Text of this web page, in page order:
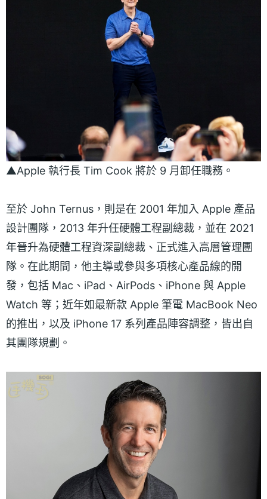
▲Apple 執行長 Tim Cook 將於 9 月卸任職務。
至於 John Ternus，則是在 2001 年加入 Apple 產品
設計團隊，2013 年升任硬體工程副總裁，並在 2021
年晉升為硬體工程資深副總裁、正式進入高層管理團
隊。在此期間，他主導或參與多項核心產品線的開
發，包括 Mac、iPad、AirPods、iPhone 與 Apple
Watch 等；近年如最新款 Apple 筆電 MacBook Neo
的推出，以及 iPhone 17 系列產品陣容調整，皆出自
其團隊規劃。